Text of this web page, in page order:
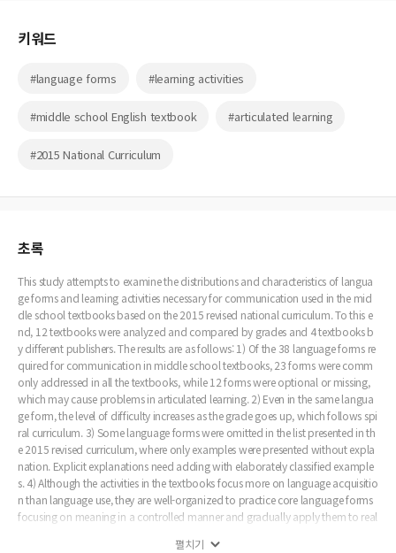
키워드
#language forms #learning activities
#middle school English textbook #articulated learning
#2015 National Curriculum
초록
This study attempts to examine the distributions and characteristics of langua
ge forms and learning activities necessary for communication used in the mid
dle school textbooks based on the 2015 revised national curriculum. To this e
nd, 12 textbooks were analyzed and compared by grades and 4 textbooks b
y different publishers. The results are as follows: 1) Of the 38 language forms re
quired for communication in middle school textbooks, 23 forms were comm
only addressed in all the textbooks, while 12 forms were optional or missing,
which may cause problems in articulated learning. 2) Even in the same langua
ge form, the level of difficulty increases as the grade goes up, which follows spi
ral curriculum. 3) Some language forms were omitted in the list presented in th
e 2015 revised curriculum, where only examples were presented without expla
nation. Explicit explanations need adding with elaborately classified example
s. 4) Although the activities in the textbooks focus more on language acquisitio
n than language use, they are well-organized to practice core language forms
focusing on meaning in a controlled manner and gradually apply them to real
펼치기